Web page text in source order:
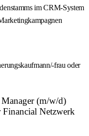
im CRM-System
frau oder
(m/w/d)
Netzwerk